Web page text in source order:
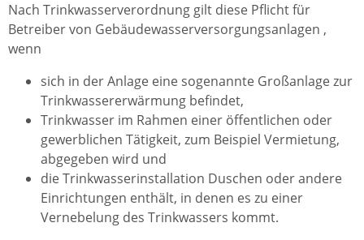
Nach Trinkwasserverordnung gilt diese Pflicht für
Betreiber von Gebäudewasserversorgungsanlagen ,
wenn
sich in der Anlage eine sogenannte Großanlage zur
Trinkwassererwärmung befindet,
Trinkwasser im Rahmen einer öffentlichen oder
gewerblichen Tätigkeit, zum Beispiel Vermietung,
abgegeben wird und
die Trinkwasserinstallation Duschen oder andere
Einrichtungen enthält, in denen es zu einer
Vernebelung des Trinkwassers kommt.